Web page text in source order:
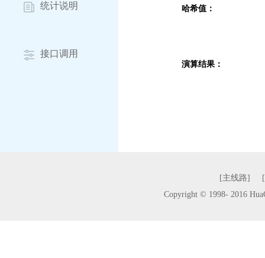
统计说明
接口调用
哈希值：
演算结果：
[主线路]
Copyright © 1998- 2016